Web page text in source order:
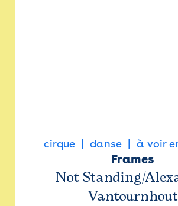
cirque danse à voir
Frames
Not Standing/
Vantournhout